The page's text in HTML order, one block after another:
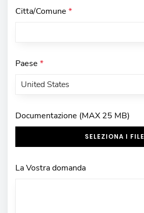
Citta/Comune *
Paese *
Documentazione (MAX 25 MB)
SELEZIONA I FILE
La Vostra domanda